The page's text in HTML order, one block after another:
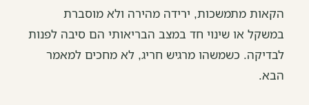
הקאות מתמשכות, ירידה מהירה ולא מוסברת
במשקל או שינוי חד במצב הבריאותי הם סיבה לפנות
לבדיקה. כשמשהו מרגיש חריג, לא מחכים למאמר
הבא.